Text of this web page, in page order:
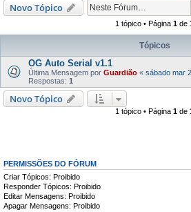
Novo Tópico
1 tópico • Página 1 de
Tópicos
OG Auto Serial v1.1
Última Mensagem por Guardião « sábado mar
Respostas: 1
Novo Tópico
1 tópico • Página 1 de
PERMISSÕES DO FÓRUM
Criar Tópicos: Proibido
Responder Tópicos: Proibido
Editar Mensagens: Proibido
Apagar Mensagens: Proibido